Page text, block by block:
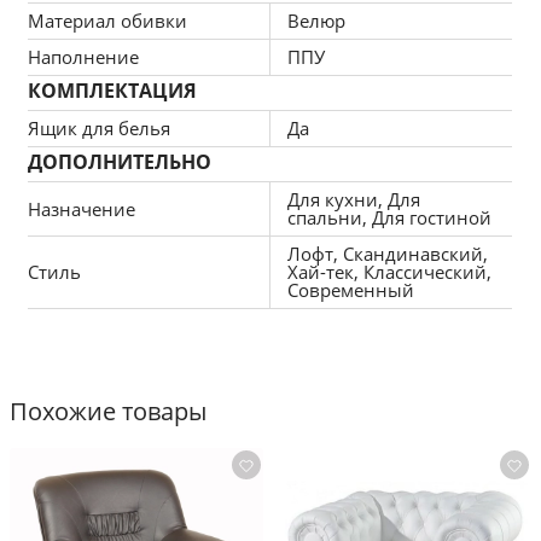
Спальное место 180х58см.
Ящик для белья 77х50хВ25см.
Глубина сиденья без подушек 87см.
Глубина сиденья с подушкой-60см.
Высота сиденья от пола 40см.
размеров дивана +/-5см.
Тип ткани: велюр
, плотная структура
Материал обивки
Велюр
Наполнение
ППУ
КОМПЛЕКТАЦИЯ
Ящик для белья Да
ДОПОЛНИТЕЛЬНО
Назначение Для кухни, Для
спальни, Для гостиной
Стиль
Лофт, Скандинавский,
Хай-тек, Классический,
Современный
Похожие товары